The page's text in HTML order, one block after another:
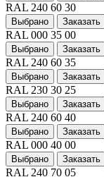
RAL 240 60 30
Выбрано Заказать
RAL 000 35 00
Выбрано Заказать
RAL 240 60 35
Выбрано Заказать
RAL 230 30 25
Выбрано Заказать
RAL 240 60 40
Выбрано Заказать
RAL 000 40 00
Выбрано Заказать
RAL 240 70 05